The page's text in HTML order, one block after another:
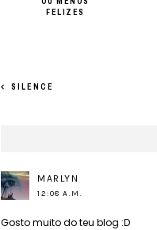
FELIZES
SILENCE
MARLYN
12:08 A.M.
Gosto muito do teu blog :D